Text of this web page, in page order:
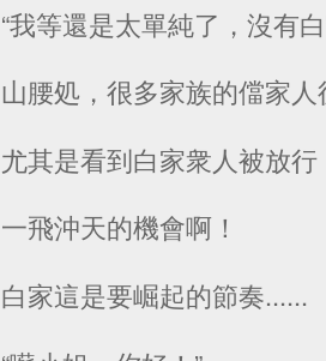
“我等還是太單純了，沒有
山腰処，很多家族的儅家
尤其是看到白家衆人被放行
一飛沖天的機會啊！
白家這是要崛起的節奏......